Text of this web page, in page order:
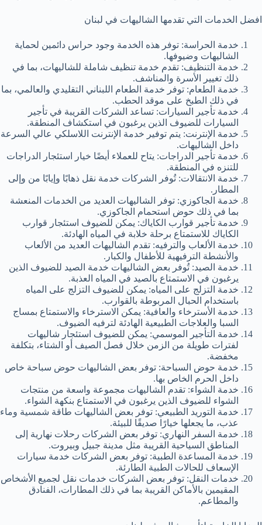
افضل الخدمات التي تقدمها الشاليهات في لبنان
خدمة الحراسة: توفر هذه الخدمة وجود حراس دائمين لحماية
الشاليهات وضيوفها.
خدمة التنظيف: تقدم خدمة تنظيف شاملة للشاليهات، بما في
ذلك تغيير الأسرة والمناشف.
خدمة الطعام: توفر خدمة الطعام اللبناني التقليدي والعالمي، بما
في ذلك الطبخ على موقد الحطب.
خدمة تأجير السيارات: تساعد الشركات القريبة في تأجير
السيارات للضيوف الذين يرغبون في استكشاف المنطقة.
خدمة الإنترنت: يتم توفير خدمة الإنترنت اللاسلكي عالي السرعة
داخل الشاليهات.
خدمة تأجير الدراجات: يتاح للعملاء أيضًا خيار استئجار الدراجات
للتنزه في المنطقة.
خدمة الانتقالات: تُوفر الشركات خدمة نقل ذهابًا وإيابًا من وإلى
المطار.
خدمة الجاكوزي: توفر الشاليهات العديد من الخدمات المنعشة
بما في ذلك حوض استحمام الجاكوزي.
خدمة تأجير قوارب الكاياك: يمكن للضيوف استئجار قوارب
الكاياك للاستمتاع برحلة خلابة في المياه الهادئة.
خدمة الألعاب والترفيه: تقدم الشاليهات العديد من الألعاب
والأنشطة الترفيهية للأطفال والكبار.
خدمة الصيد: تُوفر بعض الشاليهات خدمة الصيد للضيوف الذين
يرغبون في الاستمتاع بالصيد في المياه العذبة.
خدمة التزلج على المياه: يمكن للضيوف التزلج على المياه
باستخدام الحبال المربوطة بالقوارب.
خدمة الأسترخاء والعافية: يمكن الاسترخاء والاستمتاع بمساج
السبا والعلاجات الطبيعية الهادئة لترفيه الضيوف.
خدمة التأجير الموسمي: يمكن للضيوف استئجار شاليهات
لفترات طويلة من الزمن خلال فصل الصيف أو الشتاء، بتكلفة
مخفضة.
خدمة حوض السباحة: توفر بعض الشاليهات حوض سباحة خاص
داخل الحرم الخاص بها.
خدمة الشواء: تقدم الشاليهات مجموعة واسعة من منتجات
الشواء للضيوف الذين يرغبون في الاستمتاع بنكهة الشواء.
خدمة التوريد الطبيعي: توفر بعض الشاليهات طاقة شمسية وماء
عذب، ما يجعلها خيارًا صديقًا للبيئة.
خدمة السفر النهاري: توفر بعض الشركات رحلات نهارية إلى
المناطق السياحية القريبة مثل مدينة جبيل وبيروت.
خدمة المساعدة الطبية: توفر بعض الشركات خدمة سيارات
الإسعاف للحالات الطبية الطارئة.
خدمات النقل: توفر بعض الشركات خدمات نقل لجميع الأشخاص
المقيمين بالأماكن القريبة بما في ذلك المطارات، الفنادق
والمطاعم.